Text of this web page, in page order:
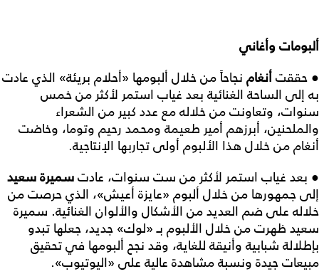
ألبومات وأغاني
● حققتأنغام نجاحاً من خلال ألبومها «أحلام بريئة» الذي عادت
به إلى الساحة الغنائية بعد غياب استمر لأكثر من خمس
سنوات، وتعاونت من خلاله مع عدد كبير من الشعراء
والملحنين، أبرزهم أمير طعيمة ومحمد رحيم وتوما، وخاضت
أنغام من خلال هذا الألبوم أولى تجاربها الإنتاجية.
● بعد غياب استمر لأكثر من ست سنوات، عادتسميرة سعيد
إلى جمهورها من خلال ألبوم «عايزة أعيش»، الذي حرصت من
خلاله على ضم العديد من الأشكال والألوان الغنائية. سميرة
سعيد ظهرت من خلال الألبوم بـ «لوك» جديد، جعلها تبدو
بإطلالة شبابية وأنيقة للغاية، وقد نجح ألبومها في تحقيق
مبيعات جيدة ونسبة مشاهدة عالية على «اليوتيوب».